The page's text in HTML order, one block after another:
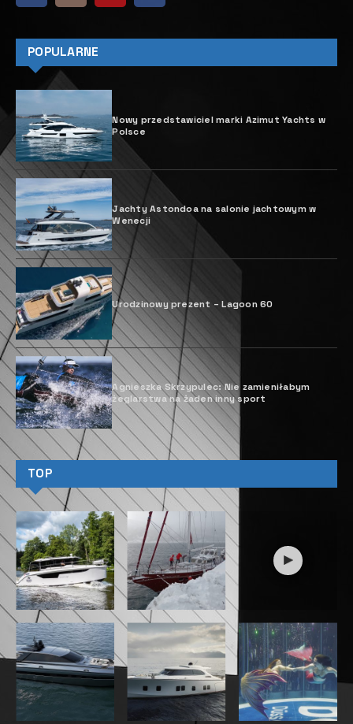
POPULARNE
Nowy przedstawiciel marki Azimut Yachts w
Polsce
Jachty Astondoa na salonie jachtowym w
Wenecji
Urodzinowy prezent – Lagoon 60
Agnieszka Skrzypulec: Nie zamieniłabym
żeglarstwa na żaden inny sport
TOP